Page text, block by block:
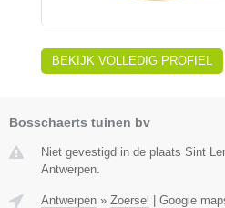
BEKIJK VOLLEDIG PROFIEL
Bosschaerts tuinen bv
Niet gevestigd in de plaats Sint
Antwerpen.
Antwerpen » Zoersel | Google